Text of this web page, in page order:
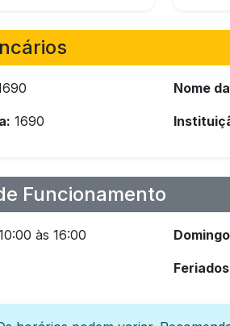
1690
Nome
Funcionamento
às 16:00